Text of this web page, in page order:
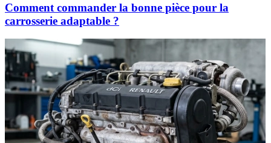
Comment commander la bonne pièce pour la
carrosserie adaptable ?